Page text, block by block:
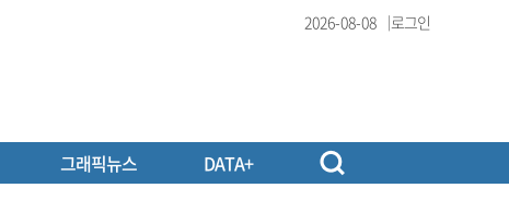
2026-08-08 로그인
그래픽뉴스 DATA+